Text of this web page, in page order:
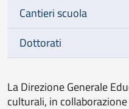
Cantieri scuola
Dottorati
La Direzione Generale
culturali, in